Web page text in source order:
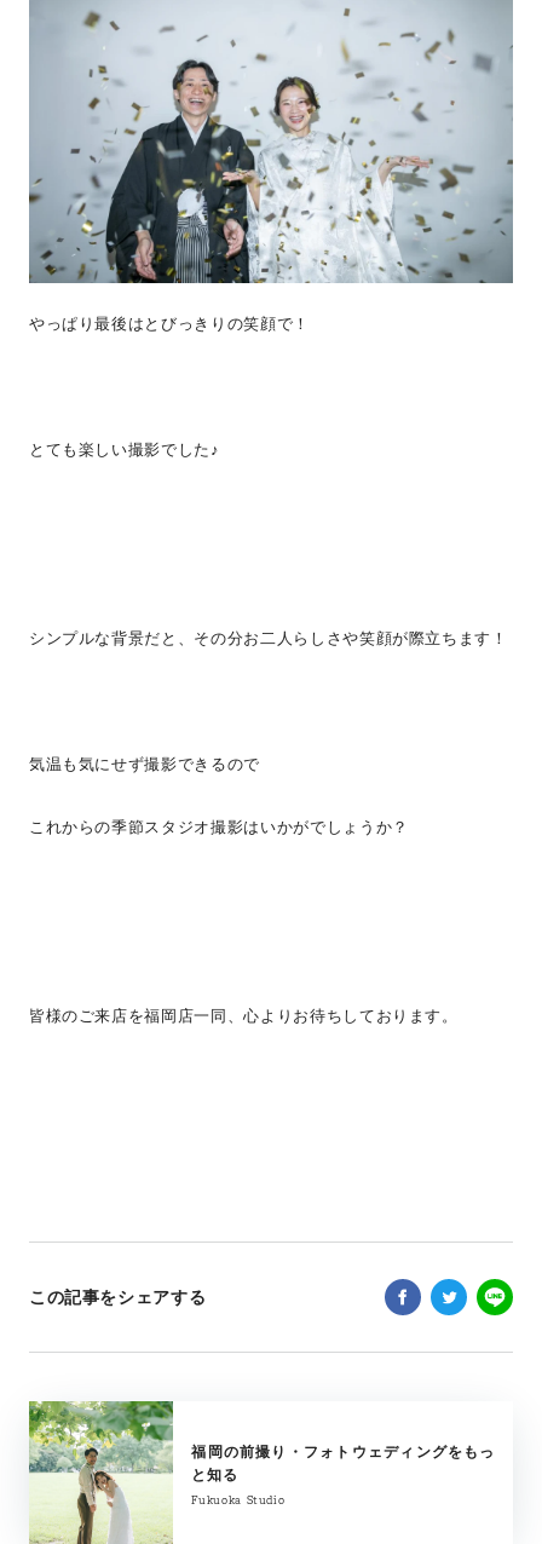
やっぱり最後はとびっきりの笑顔で！
とても楽しい撮影でした♪
シンプルな背景だと、その分お二人らしさや笑顔が際立ちます！
気温も気にせず撮影できるので
これからの季節スタジオ撮影はいかがでしょうか？
皆様のご来店を福岡店一同、心よりお待ちしております。
この記事をシェアする
福岡の前撮り・フォトウェディングをもっ
と知る
Fukuoka Studio